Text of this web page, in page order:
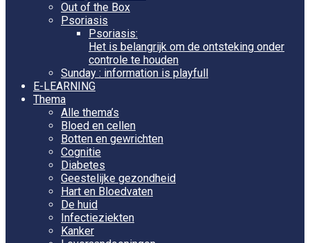
Out of the Box
Psoriasis
Psoriasis:
Het is belangrijk om de ontsteking onder
controle te houden
Sunday : information is playfull
E-LEARNING
Thema
Alle thema’s
Bloed en cellen
Botten en gewrichten
Cognitie
Diabetes
Geestelijke gezondheid
Hart en Bloedvaten
De huid
Infectieziekten
Kanker